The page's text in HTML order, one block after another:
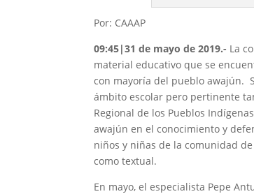
Por: CAAAP
09:45|31 de mayo de 2019.- La
material educativo que se
con mayoría del pueblo awajún.
ámbito escolar pero pertinente
Regional de los Pueblos
awajún en el conocimiento y
niños y niñas de la comunidad
como textual.
En mayo, el especialista Pepe